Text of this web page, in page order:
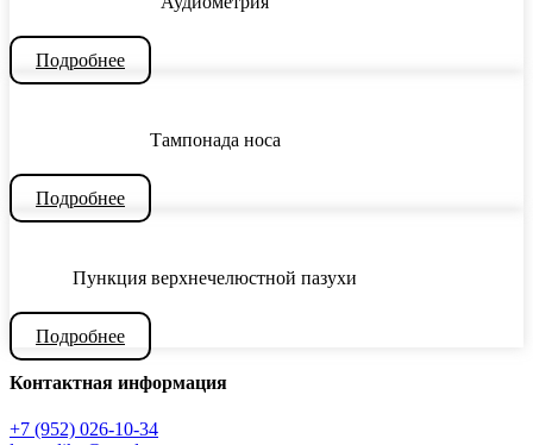
Подробнее
Тампонада носа
Подробнее
Пункция верхнечелюстной пазухи
Подробнее
Контактная информация
+7 (952) 026-10-34